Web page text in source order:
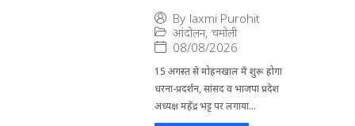
By laxmi Purohit
आंदोलन, चमोली
08/08/2026
15 अगस्त से मोहनखाल में शुरू होगा
धरना-प्रदर्शन, सांसद व भाजपा प्रदेश
अध्यक्ष महेंद्र भट्ट पर लगाया...